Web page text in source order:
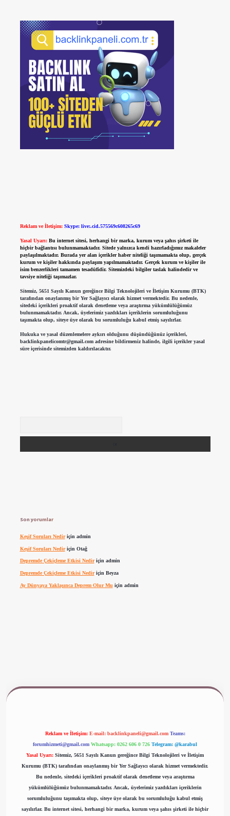
Reklam ve İletişim: Skype: live:.cid.575569c608265c69
Yasal Uyarı: Bu internet sitesi, herhangi bir marka, kurum veya şahıs şirketi ile
hiçbir bağlantısı bulunmamaktadır. Sitede yalnızca kendi hazırladığımız makaleler
paylaşılmaktadır. Burada yer alan içerikler haber niteliği taşımamakta olup, gerçek
kurum ve kişiler hakkında paylaşım yapılmamaktadır. Gerçek kurum ve kişiler ile
isim benzerlikleri tamamen tesadüfidir. Sitemizdeki bilgiler taslak halindedir ve
tavsiye niteliği taşımazlar.
Sitemiz, 5651 Sayılı Kanun gereğince Bilgi Teknolojileri ve İletişim Kurumu (BTK)
tarafından onaylanmış bir Yer Sağlayıcı olarak hizmet vermektedir. Bu nedenle,
sitedeki içerikleri proaktif olarak denetleme veya araştırma yükümlülüğümüz
bulunmamaktadır. Ancak, üyelerimiz yazdıkları içeriklerin sorumluluğunu
taşımakta olup, siteye üye olarak bu sorumluluğu kabul etmiş sayılırlar.
Hukuka ve yasal düzenlemelere aykırı olduğunu düşündüğünüz içerikleri,
backlinkpanelicomtr@gmail.comadresine bildirmeniz halinde, ilgili içerikler yasal
süre içerisinde sitemizden kaldırılacaktır.
Son yorumlar
Keşif Soruları Nediriçin admin
Keşif Soruları Nediriçin Otağ
Depremde Çekiçleme Etkisi Nediriçin admin
Depremde Çekiçleme Etkisi Nediriçin Beyza
Ay Dünyaya Yaklaşınca Deprem Olur Mu için admin
Reklam ve İletişim: E-mail: backlinkpaneli@gmail.com Teams:
forumhizmeti@gmail.com Whatsapp: 0262 606 0 726 Telegram: @karabul
Yasal Uyarı: Sitemiz, 5651 Sayılı Kanun gereğince Bilgi Teknolojileri ve İletişim
Kurumu (BTK) tarafından onaylanmış bir Yer Sağlayıcı olarak hizmet vermektedir.
Bu nedenle, sitedeki içerikleri proaktif olarak denetleme veya araştırma
yükümlülüğümüz bulunmamaktadır. Ancak, üyelerimiz yazdıkları içeriklerin
sorumluluğunu taşımakta olup, siteye üye olarak bu sorumluluğu kabul etmiş
sayılırlar. Bu internet sitesi, herhangi bir marka, kurum veya şahıs şirketi ile hiçbir